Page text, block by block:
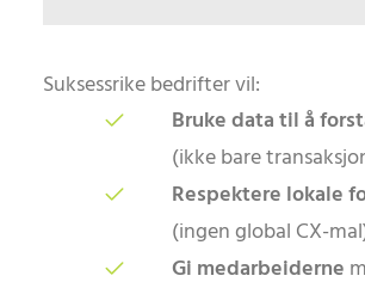
Suksessrike bedrifter vil:
Bruke data til å
(ikke bare
Respektere lokale
(ingen global CX-
Gi medarbeiderne